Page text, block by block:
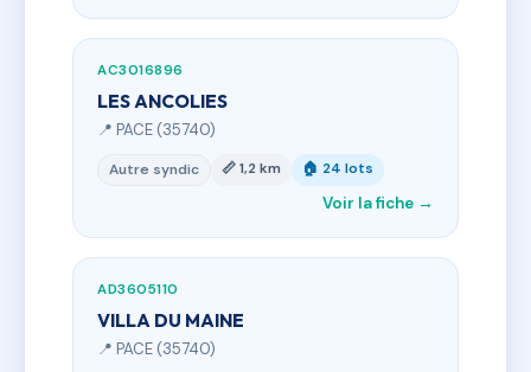
AC3016896
LES ANCOLIES
📍 PACE (35740)
Autre syndic 📏 1,2 km 🏠 24 lots
Voir la fiche →
AD3605110
VILLA DU MAINE
📍 PACE (35740)